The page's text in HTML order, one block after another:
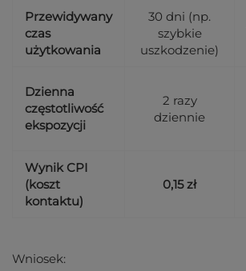
Przewidywany
czas
użytkowania
30 dni (np.
szybkie
uszkodzenie)
Dzienna
częstotliwość
ekspozycji
2 razy
dziennie
Wynik CPI
(koszt
kontaktu)
0,15 zł
Wniosek: